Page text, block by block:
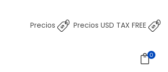
Precios Precios USD TAX FREE
0